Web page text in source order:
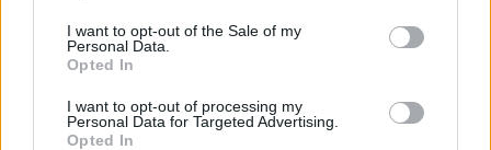
I want to opt-out of the Sale of my
Personal Data.
Opted In
I want to opt-out of processing my
Personal Data for Targeted Advertising.
Opted In
molto diffusa.
Ne sanno più di qualcosale
stesseApple